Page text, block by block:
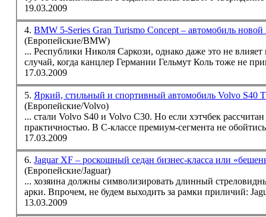
19.03.2009
4.BMW 5-Series Gran Turismo Concept – автомобиль
(Европейские/BMW)
... Республики Николя Саркози, однако даже это не
случай, когда канцлер Германии Гельмут Коль тоже не
17.03.2009
5. Яркий, стильный и спортивный автомобиль Volvo S40
(Европейские/Volvo)
... стали Volvo S40 и Volvo C30. Но если хэтчбек
практичностью. В C-классе премиум-сегмента не
17.03.2009
6.Jaguar XF – роскошный седан бизнес-класса или
(Европейские/Jaguar)
... хозяина должны символизировать длинный
арки. Впрочем, не будем выходить за рамки приличий:
13.03.2009